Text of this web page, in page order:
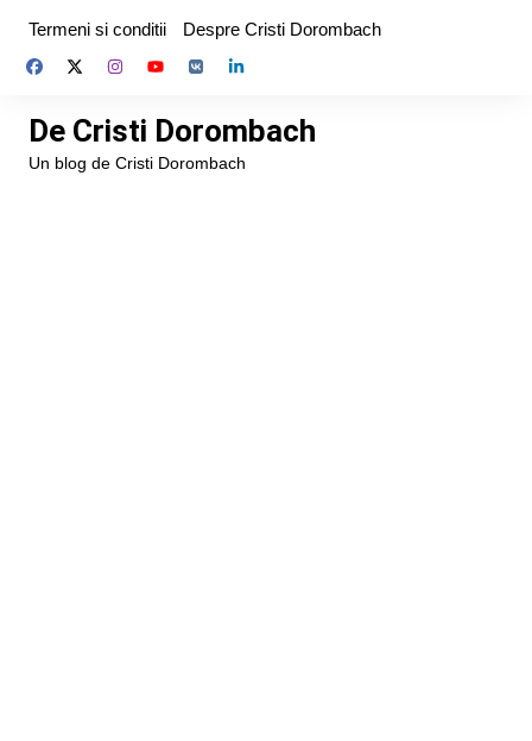
content
Termeni si conditii Despre Cristi Dorombach
De Cristi Dorombach
Un blog de Cristi Dorombach